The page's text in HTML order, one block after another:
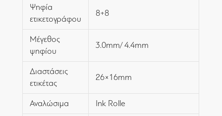
Ψηφία
ετικετογράφου
8+8
Μέγεθος
ψηφίου
3.0mm/ 4.4mm
Διαστάσεις
ετικέτας
26×16mm
Αναλώσιμα Ink Rolle